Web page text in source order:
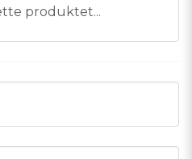
produktet...